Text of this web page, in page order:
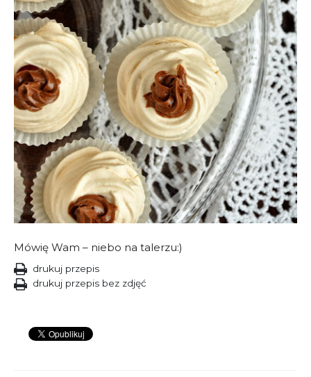
Mówię Wam – niebo na talerzu:)
drukuj przepis
drukuj przepis bez zdjęć